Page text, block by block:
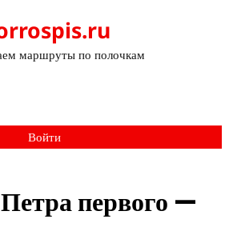
маршруты по полочкам
Войти
первого —